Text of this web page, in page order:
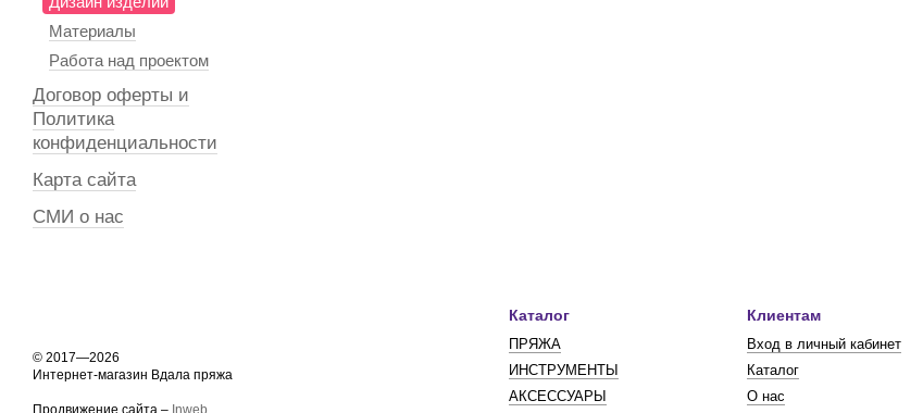
Материалы
Работа над проектом
Договор оферты и
Политика
конфиденциальности
Карта сайта
СМИ о нас
© 2017—2026
Интернет-магазин Вдала пряжа
Продвижение сайта – Inweb
Каталог
ПРЯЖА
ИНСТРУМЕНТЫ
АКСЕССУАРЫ
Клиентам
Вход в личный кабинет
Каталог
О нас